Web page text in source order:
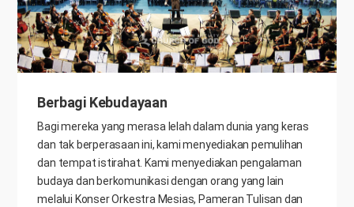
Berbagi Kebudayaan
Bagi mereka yang merasa lelah dalam dunia yang keras
dan tak berperasaan ini, kami menyediakan pemulihan
dan tempat istirahat. Kami menyediakan pengalaman
budaya dan berkomunikasi dengan orang yang lain
melalui Konser Orkestra Mesias, Pameran Tulisan dan